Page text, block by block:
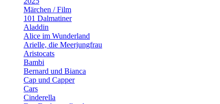
Märchen / Film
101 Dalmatiner
Aladdin
Alice im Wunderland
Arielle, die Meerjungfrau
Aristocats
Bambi
Bernard und Bianca
Cap und Capper
Cars
Cinderella